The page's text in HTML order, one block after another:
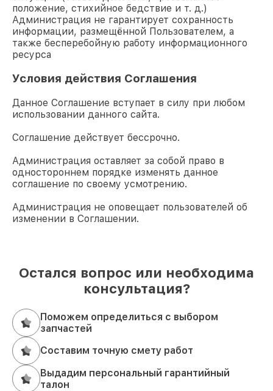
положение, стихийное бедствие и т. д.)
Администрация не гарантирует сохранность
информации, размещённой Пользователем, а
также бесперебойную работу информационного
ресурса
Условия действия Соглашения
Данное Соглашение вступает в силу при любом
использовании данного сайта.
Соглашение действует бессрочно.
Администрация оставляет за собой право в
одностороннем порядке изменять данное
соглашение по своему усмотрению.
Администрация не оповещает пользователей об
изменении в Соглашении.
Остался вопрос или необходима
консультация?
Поможем определиться с выбором
запчастей
Составим точную смету работ
Выдадим персональный гарантийный
талон